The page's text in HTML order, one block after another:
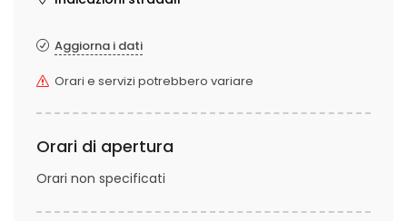
Aggiorna i dati
Orari e servizi potrebbero variare
Orari di apertura
Orari non specificati